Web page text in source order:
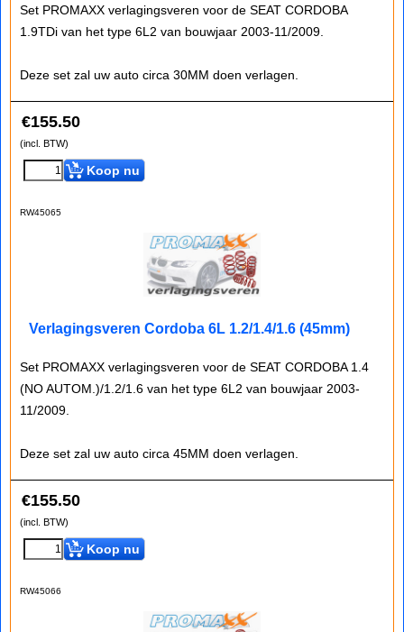
Set PROMAXX verlagingsveren voor de SEAT CORDOBA
1.9TDi van het type 6L2 van bouwjaar 2003-11/2009.
Deze set zal uw auto circa 30MM doen verlagen.
€155.50
(incl. BTW)
Koop nu
RW45065
Verlagingsveren Cordoba 6L 1.2/1.4/1.6 (45mm)
Set PROMAXX verlagingsveren voor de SEAT CORDOBA 1.4
(NO AUTOM.)/1.2/1.6 van het type 6L2 van bouwjaar 2003-
11/2009.
Deze set zal uw auto circa 45MM doen verlagen.
€155.50
(incl. BTW)
Koop nu
RW45066